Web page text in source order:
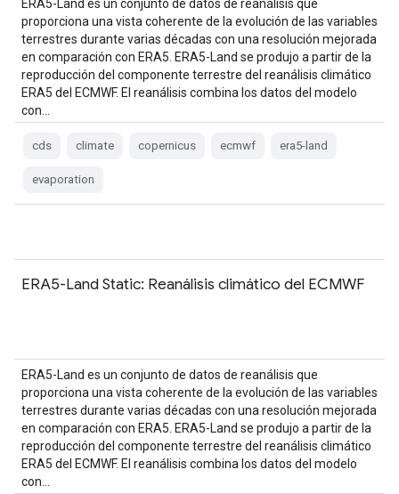
ERA5-Land es un conjunto de datos de reanálisis que
proporciona una vista coherente de la evolución de las variables
terrestres durante varias décadas con una resolución mejorada
en comparación con ERA5. ERA5-Land se produjo a partir de la
reproducción del componente terrestre del reanálisis climático
ERA5 del ECMWF. El reanálisis combina los datos del modelo
con…
cds climate copernicus ecmwf era5-land
evaporation
ERA5-Land Static: Reanálisis climático del ECMWF
ERA5-Land es un conjunto de datos de reanálisis que
proporciona una vista coherente de la evolución de las variables
terrestres durante varias décadas con una resolución mejorada
en comparación con ERA5. ERA5-Land se produjo a partir de la
reproducción del componente terrestre del reanálisis climático
ERA5 del ECMWF. El reanálisis combina los datos del modelo
con…